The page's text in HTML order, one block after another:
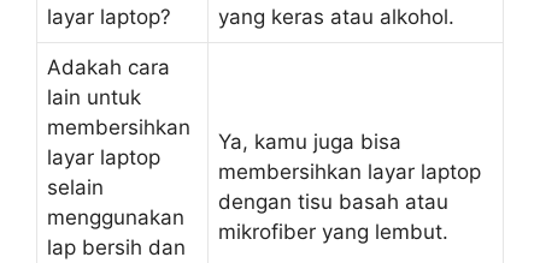
layar laptop?
yang keras atau alkohol.
Adakah cara
lain untuk
membersihkan
layar laptop
selain
menggunakan
lap bersih dan
Ya, kamu juga bisa
membersihkan layar laptop
dengan tisu basah atau
mikrofiber yang lembut.